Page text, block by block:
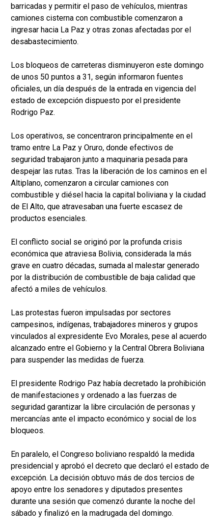
barricadas y permitir el paso de vehículos, mientras
camiones cisterna con combustible comenzaron a
ingresar hacia La Paz y otras zonas afectadas por el
desabastecimiento.
Los bloqueos de carreteras disminuyeron este domingo
de unos 50 puntos a 31, según informaron fuentes
oficiales, un día después de la entrada en vigencia del
estado de excepción dispuesto por el presidente
Rodrigo Paz.
Los operativos, se concentraron principalmente en el
tramo entre La Paz y Oruro, donde efectivos de
seguridad trabajaron junto a maquinaria pesada para
despejar las rutas. Tras la liberación de los caminos en el
Altiplano, comenzaron a circular camiones con
combustible y diésel hacia la capital boliviana y la ciudad
de El Alto, que atravesaban una fuerte escasez de
productos esenciales.
El conflicto social se originó por la profunda crisis
económica que atraviesa Bolivia, considerada la más
grave en cuatro décadas, sumada al malestar generado
por la distribución de combustible de baja calidad que
afectó a miles de vehículos.
Las protestas fueron impulsadas por sectores
campesinos, indígenas, trabajadores mineros y grupos
vinculados al expresidente Evo Morales, pese al acuerdo
alcanzado entre el Gobierno y la Central Obrera Boliviana
para suspender las medidas de fuerza.
El presidente Rodrigo Paz había decretado la prohibición
de manifestaciones y ordenado a las fuerzas de
seguridad garantizar la libre circulación de personas y
mercancías ante el impacto económico y social de los
bloqueos.
En paralelo, el Congreso boliviano respaldó la medida
presidencial y aprobó el decreto que declaró el estado de
excepción. La decisión obtuvo más de dos tercios de
apoyo entre los senadores y diputados presentes
durante una sesión que comenzó durante la noche del
sábado y finalizó en la madrugada del domingo.